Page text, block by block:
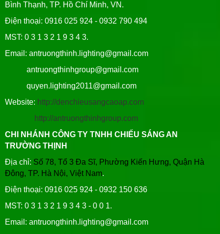
Bình Thạnh, TP. Hồ Chí Minh, VN.
Điện thoại: 0916 025 924 - 0932 790 494
MST: 0 3 1 3 2 1 9 3 4 3.
Email: antruongthinh.lighting@gmail.com
antruongthinhgroup@gmail.com
quyen.lighting2011@gmail.com
Website: http://denchieusangcaoap.com
http://antruongthinhgroup.com
CHI NHÁNH CÔNG TY TNHH CHIẾU SÁNG AN
TRƯỜNG THỊNH
Địa chỉ: Số 78, Tổ 3 Đa Sĩ, Phường Kiến Hưng, Quận Hà
Đông, TP. Hà Nội, Việt Nam.
Điện thoại: 0916 025 924 - 0932 150 636
MST: 0 3 1 3 2 1 9 3 4 3 - 0 0 1.
Email: antruongthinh.lighting@gmail.com